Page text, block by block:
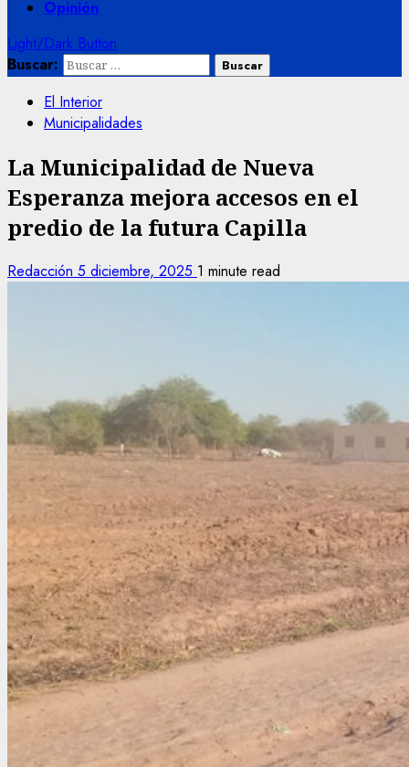
Opinión
Light/Dark Button
Buscar:
El Interior
Municipalidades
La Municipalidad de Nueva
Esperanza mejora accesos en el
predio de la futura Capilla
Redacción 5 diciembre, 2025 1 minute read